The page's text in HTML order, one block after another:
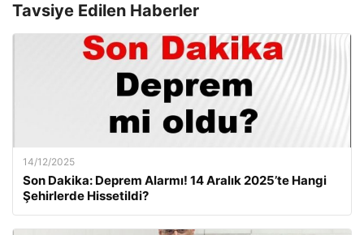
Tavsiye Edilen Haberler
14/12/2025
Son Dakika: Deprem Alarmı! 14 Aralık 2025’te Hangi
Şehirlerde Hissetildi?